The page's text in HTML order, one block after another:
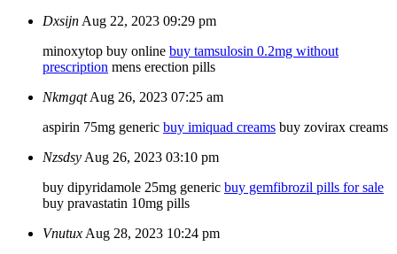
Dxsijn Aug 22, 2023 09:29 pm
minoxytop buy online buy tamsulosin 0.2mg without
prescription mens erection pills
Nkmgqt Aug 26, 2023 07:25 am
aspirin 75mg generic buy imiquad creams buy zovirax creams
Nzsdsy Aug 26, 2023 03:10 pm
buy dipyridamole 25mg generic buy gemfibrozil pills for sale
buy pravastatin 10mg pills
Vnutux Aug 28, 2023 10:24 pm